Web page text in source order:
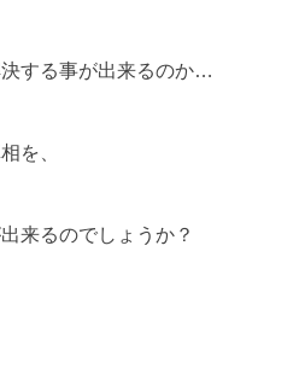
する事が出来るのか…
を、
来るのでしょうか？